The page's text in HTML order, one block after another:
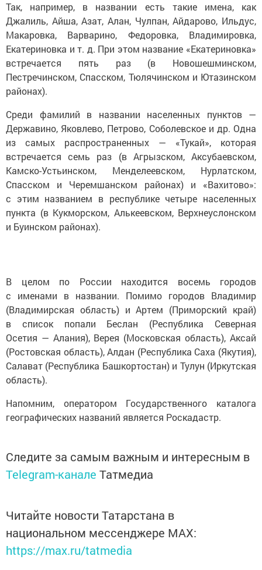
Так, например, в названии есть такие имена, как
Джалиль, Айша, Азат, Алан, Чулпан, Айдарово, Ильдус,
Макаровка, Варварино, Федоровка, Владимировка,
Екатериновка и т. д. При этом название «Екатериновка»
встречается пять раз (в Новошешминском,
Пестречинском, Спасском, Тюлячинском и Ютазинском
районах).
Среди фамилий в названии населенных пунктов —
Державино, Яковлево, Петрово, Соболевское и др. Одна
из самых распространенных — «Тукай», которая
встречается семь раз (в Агрызском, Аксубаевском,
Камско-Устьинском, Менделеевском, Нурлатском,
Спасском и Черемшанском районах) и «Вахитово»:
с этим названием в республике четыре населенных
пункта (в Кукморском, Алькеевском, Верхнеуслонском
и Буинском районах).
В целом по России находится восемь городов
с именами в названии. Помимо городов Владимир
(Владимирская область) и Артем (Приморский край)
в список попали Беслан (Республика Северная
Осетия — Алания), Верея (Московская область), Аксай
(Ростовская область), Алдан (Республика Саха (Якутия),
Салават (Республика Башкортостан) и Тулун (Иркутская
область).
Напомним, оператором Государственного каталога
географических названий является Роскадастр.
Следите за самым важным и интересным в
Telegram-канале Татмедиа
Читайте новости Татарстана в
национальном мессенджере MАХ:
https://max.ru/tatmedia